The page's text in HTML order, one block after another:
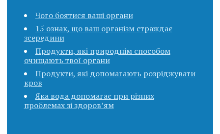
Чого боятися ваші органи
15 ознак, що ваш організм страждає
зсередини
Продукти, які природнім способом
очищають твої органи
Продукти, які допомагають розріджувати
кров
Яка вода допомагає при різних
проблемах зі здоров’ям